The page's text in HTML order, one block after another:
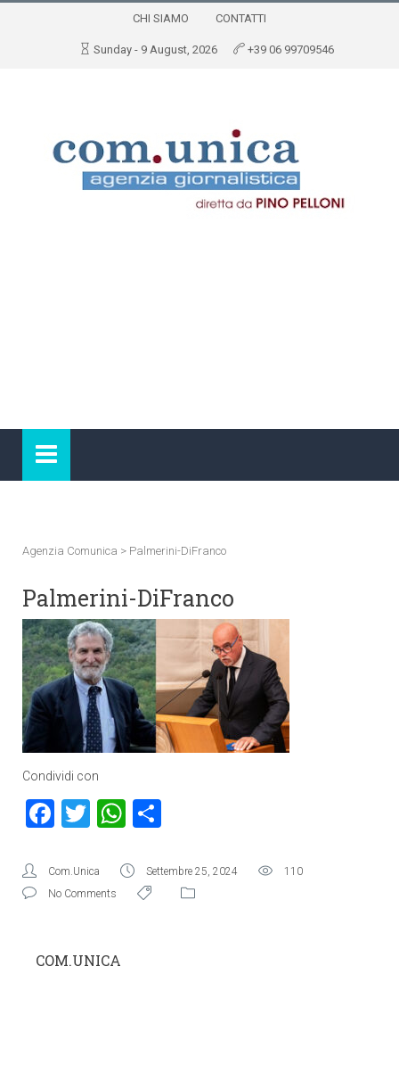
CHI SIAMO CONTATTI
Sunday - 9 August, 2026 +39 06 99709546
Agenzia Comunica > Palmerini-DiFranco
Palmerini-DiFranco
Condividi con
Facebook
TwitterWhatsApp
Com.Unica Settembre 25, 2024
110
No Comments
COM.UNICA